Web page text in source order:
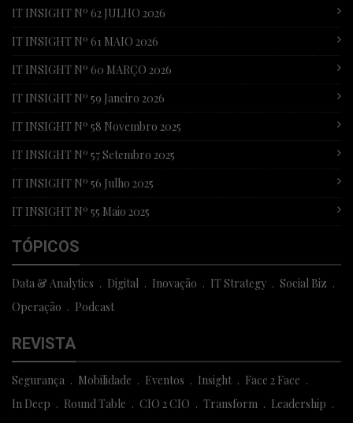
IT INSIGHT Nº 62 JULHO 2026
IT INSIGHT Nº 61 MAIO 2026
IT INSIGHT Nº 60 MARÇO 2026
IT INSIGHT Nº 59 Janeiro 2026
IT INSIGHT Nº 58 Novembro 2025
IT INSIGHT Nº 57 Setembro 2025
IT INSIGHT Nº 56 Julho 2025
IT INSIGHT Nº 55 Maio 2025
TÓPICOS
Data & Analytics Digital Inovação IT Strategy
Social Biz
Operação
Podcast
REVISTA
Segurança Mobilidade Eventos Insight
Face 2 Face
In Deep
Round Table CIO 2 CIO Transform
Leadership